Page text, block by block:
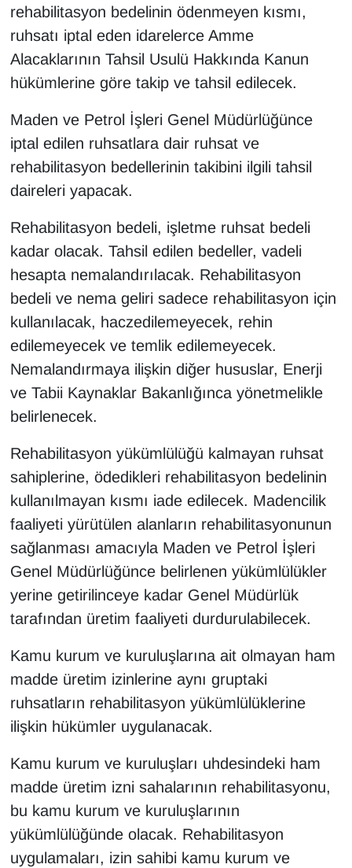
rehabilitasyon bedelinin ödenmeyen kısmı,
ruhsatı iptal eden idarelerce Amme
Alacaklarının Tahsil Usulü Hakkında Kanun
hükümlerine göre takip ve tahsil edilecek.
Maden ve Petrol İşleri Genel Müdürlüğünce
iptal edilen ruhsatlara dair ruhsat ve
rehabilitasyon bedellerinin takibini ilgili tahsil
daireleri yapacak.
Rehabilitasyon bedeli, işletme ruhsat bedeli
kadar olacak. Tahsil edilen bedeller, vadeli
hesapta nemalandırılacak. Rehabilitasyon
bedeli ve nema geliri sadece rehabilitasyon için
kullanılacak, haczedilemeyecek, rehin
edilemeyecek ve temlik edilemeyecek.
Nemalandırmaya ilişkin diğer hususlar, Enerji
ve Tabii Kaynaklar Bakanlığınca yönetmelikle
belirlenecek.
Rehabilitasyon yükümlülüğü kalmayan ruhsat
sahiplerine, ödedikleri rehabilitasyon bedelinin
kullanılmayan kısmı iade edilecek. Madencilik
faaliyeti yürütülen alanların rehabilitasyonunun
sağlanması amacıyla Maden ve Petrol İşleri
Genel Müdürlüğünce belirlenen yükümlülükler
yerine getirilinceye kadar Genel Müdürlük
tarafından üretim faaliyeti durdurulabilecek.
Kamu kurum ve kuruluşlarına ait olmayan ham
madde üretim izinlerine aynı gruptaki
ruhsatların rehabilitasyon yükümlülüklerine
ilişkin hükümler uygulanacak.
Kamu kurum ve kuruluşları uhdesindeki ham
madde üretim izni sahalarının rehabilitasyonu,
bu kamu kurum ve kuruluşlarının
yükümlülüğünde olacak. Rehabilitasyon
uygulamaları, izin sahibi kamu kurum ve
POLİTİKA
Resmi İlanlar
SAĞLIK
Seri İlan
Sinema - TV
SİYASET
SPOR
TEBRİK
TEKNOLOJİ
Turizm
VAN'DA SPOR
Vasıta
YAŞAM